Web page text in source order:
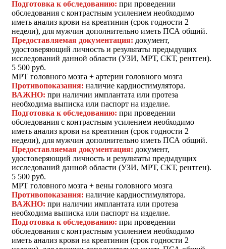
Подготовка к обследованию: при проведении
обследования с контрастным усилением необходимо
иметь анализ крови на креатинин (срок годности 2
недели), для мужчин дополнительно иметь ПСА общий.
Предоставляемая документация: документ,
удостоверяющий личность и результаты предыдущих
исследований данной области (УЗИ, МРТ, СКТ, рентген).
5 500 руб.
МРТ головного мозга + артерии головного мозга
Противопоказания: наличие кардиостимулятора.
ВАЖНО: при наличии имплантата или протеза
необходима выписка или паспорт на изделие.
Подготовка к обследованию: при проведении
обследования с контрастным усилением необходимо
иметь анализ крови на креатинин (срок годности 2
недели), для мужчин дополнительно иметь ПСА общий.
Предоставляемая документация: документ,
удостоверяющий личность и результаты предыдущих
исследований данной области (УЗИ, МРТ, СКТ, рентген).
5 500 руб.
МРТ головного мозга + вены головного мозга
Противопоказания: наличие кардиостимулятора.
ВАЖНО: при наличии имплантата или протеза
необходима выписка или паспорт на изделие.
Подготовка к обследованию: при проведении
обследования с контрастным усилением необходимо
иметь анализ крови на креатинин (срок годности 2